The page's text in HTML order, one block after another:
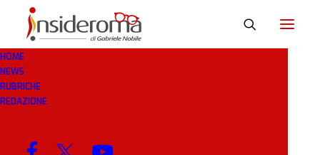
HOME
NEWS
RUBRICHE
REDAZIONE
SALVATAGGIO